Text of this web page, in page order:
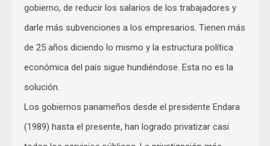
gobierno, de reducir los salarios de los trabajadores y
darle más subvenciones a los empresarios. Tienen más
de 25 años diciendo lo mismo y la estructura política
económica del país sigue hundiéndose. Esta no es la
solución.
Los gobiernos panameños desde el presidente Endara
(1989) hasta el presente, han logrado privatizar casi